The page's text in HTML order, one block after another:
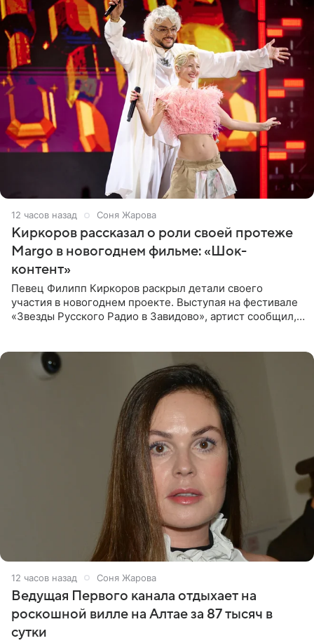
12 часов назад Соня Жарова
Киркоров рассказал о роли своей протеже
Margo в новогоднем фильме: «Шок-
контент»
Певец Филипп Киркоров раскрыл детали своего
участия в новогоднем проекте. Выступая на фестивале
«Звезды Русского Радио в Завидово», артист сообщил,
12 часов назад Соня Жарова
Ведущая Первого канала отдыхает на
роскошной вилле на Алтае за 87 тысяч в
сутки